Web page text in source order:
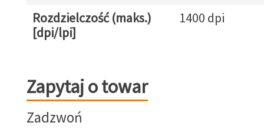
Rozdzielczość (maks.)
[dpi/lpi]
1400 dpi
Zapytaj o towar
Zapytaj o towar
Zadzwoń